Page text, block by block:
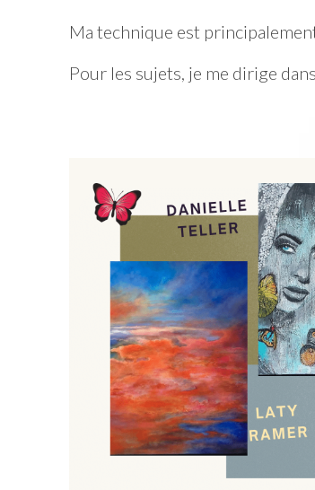
Ma technique est
Pour les sujets, je me dirige